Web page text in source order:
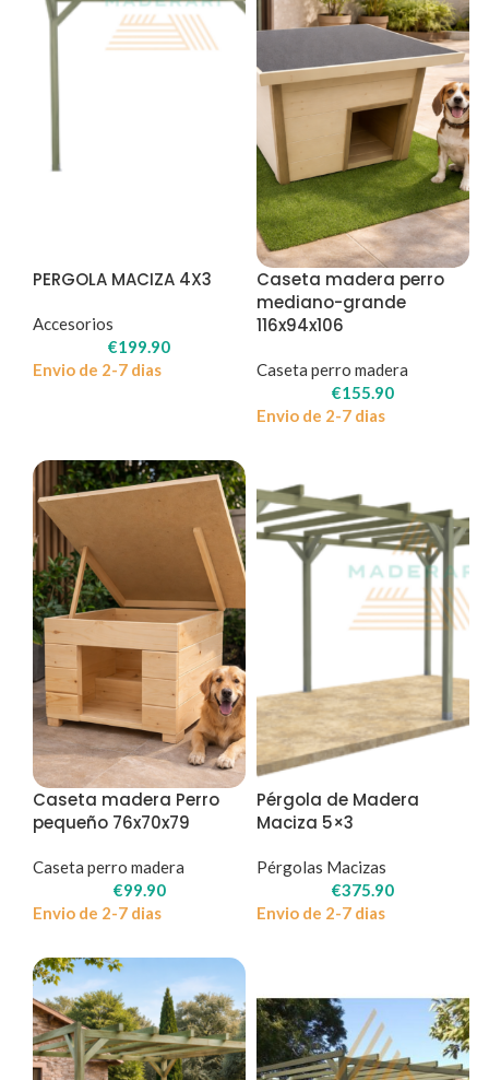
PERGOLA MACIZA 4X3
Accesorios
€199.90
Envio de 2-7 dias
Caseta madera perro
mediano-grande
116x94x106
Caseta perro madera
€155.90
Envio de 2-7 dias
Caseta madera Perro
pequeño 76x70x79
Caseta perro madera
€99.90
Envio de 2-7 dias
Pérgola de Madera
Maciza 5×3
Pérgolas Macizas
€375.90
Envio de 2-7 dias